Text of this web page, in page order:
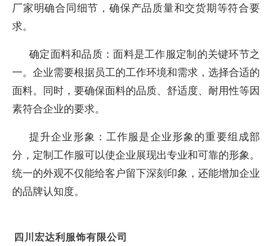
厂家明确合同细节，确保产品质量和交货期等符合要
求。
确定面料和品质：面料是工作服定制的关键环节之
一。企业需要根据员工的工作环境和需求，选择合适的
面料。同时，要确保面料的品质、舒适度、耐用性等因
素符合企业的要求。
提升企业形象：工作服是企业形象的重要组成部
分，定制工作服可以使企业展现出专业和可靠的形象。
统一的外观不仅能给客户留下深刻印象，还能增加企业
的品牌认知度。
四川宏达利服饰有限公司